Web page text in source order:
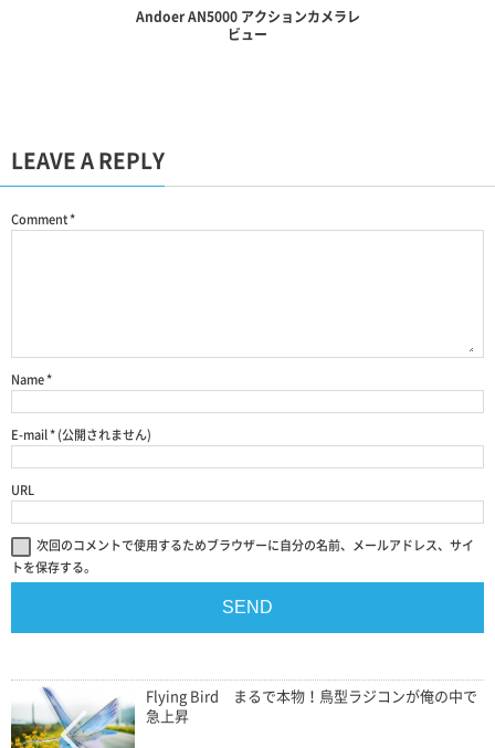
Andoer AN5000 アクションカメラレ
ビュー
LEAVE A REPLY
Comment*
Name*
E-mail*(公開されません)
URL
次回のコメントで使用するためブラウザーに自分の名前、メールアドレス、サイ
トを保存する。
Flying Bird まるで本物！鳥型ラジコンが俺の中で
急上昇